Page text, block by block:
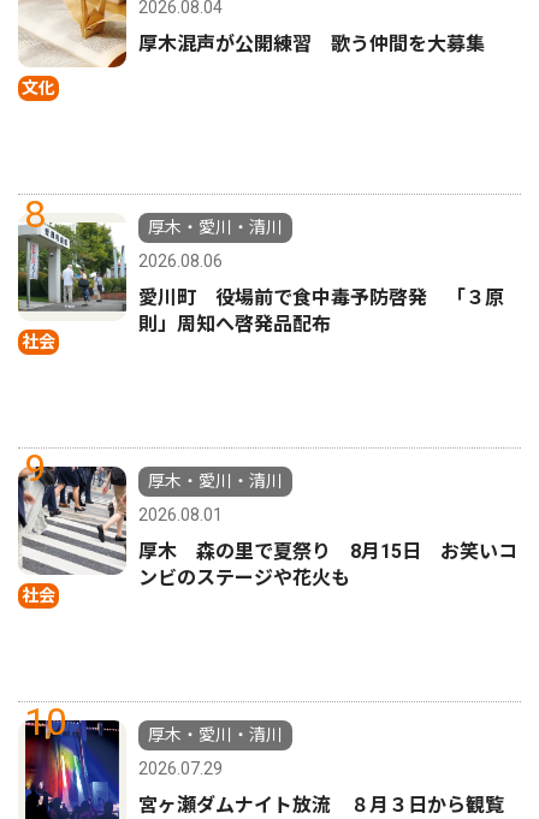
文化
2026.08.04
厚木混声が公開練習 歌う仲間を大募集
8
社会
厚木・愛川・清川
2026.08.06
愛川町 役場前で食中毒予防啓発 「３原
則」周知へ啓発品配布
9
社会
厚木・愛川・清川
2026.08.01
厚木 森の里で夏祭り 8月15日 お笑いコ
ンビのステージや花火も
10
厚木・愛川・清川
2026.07.29
宮ヶ瀬ダムナイト放流 ８月３日から観覧